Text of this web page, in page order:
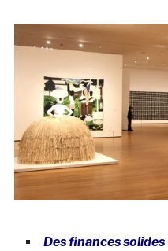
Des finances solides